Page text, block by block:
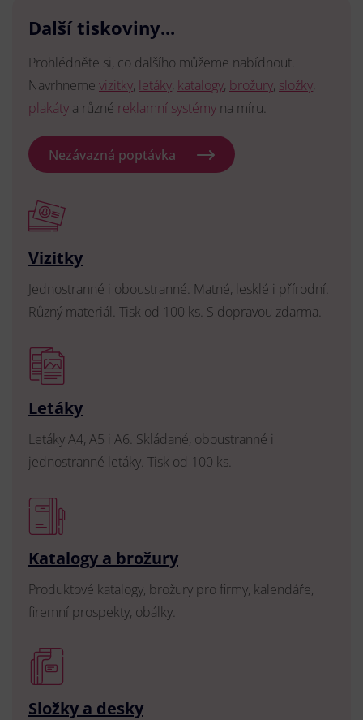
Další tiskoviny...
Prohlédněte si, co dalšího můžeme nabídnout.
Navrhneme vizitky, letáky, katalogy, brožury, složky,
plakáty a různé reklamní systémy na míru.
Nezávazná poptávka
Vizitky
Jednostranné i oboustranné. Matné, lesklé i přírodní.
Různý materiál. Tisk od 100 ks. S dopravou zdarma.
Letáky
Letáky A4, A5 i A6. Skládané, oboustranné i
jednostranné letáky. Tisk od 100 ks.
Katalogy a brožury
Produktové katalogy, brožury pro firmy, kalendáře,
firemní prospekty, obálky.
Složky a desky